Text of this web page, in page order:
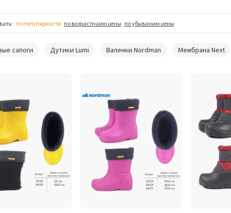
по популярности по возрастнаию цены по убыванию цены
сапоги Дутики Lumi Валенки Nordman Мембрана Next